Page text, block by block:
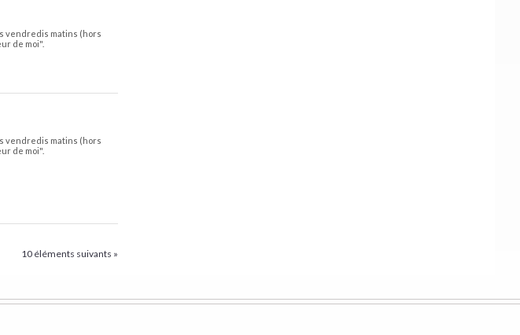
vendredis matins (hors
de moi".
vendredis matins (hors
de moi".
10 éléments suivants »